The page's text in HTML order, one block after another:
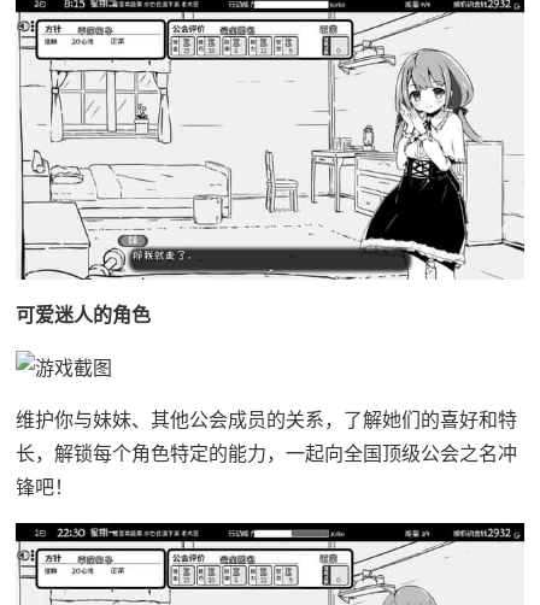
可爱迷人的角色
维护你与妹妹、其他公会成员的关系，了解她们的喜好和特
长，解锁每个角色特定的能力，一起向全国顶级公会之名冲
锋吧！